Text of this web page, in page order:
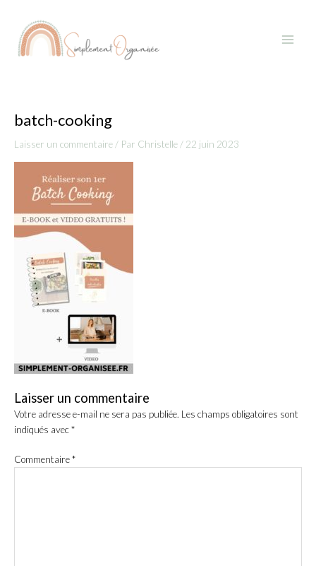
contenu
Menu
batch-cooking
Laisser un commentaire / Par Christelle / 22 juin 2023
Laisser un commentaire
Votre adresse e-mail ne sera pas publiée. Les champs obligatoires sont
indiqués avec*
Commentaire*